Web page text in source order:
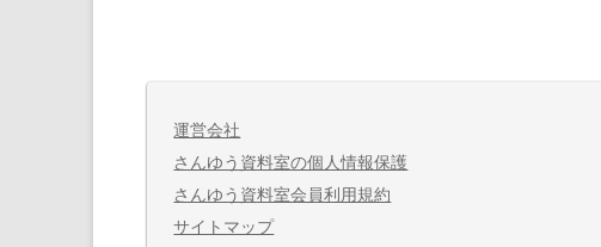
運営会社
さんゆう資料室の個人情報保護
さんゆう資料室会員利用規約
サイトマップ